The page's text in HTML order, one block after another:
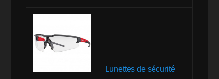
Lunettes de sécurité